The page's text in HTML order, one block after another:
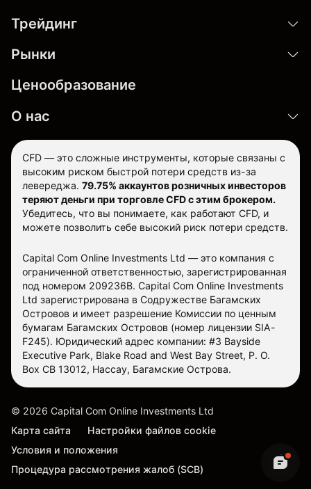
Трейдинг
Рынки
Ценообразование
О нас
CFD — это сложные инструменты, которые связаны с
высоким риском быстрой потери средств из-за
левереджа. 79.75% аккаунтов розничных инвесторов
теряют деньги при торговле CFD с этим брокером.
Убедитесь, что вы понимаете, как работают CFD, и
можете позволить себе высокий риск потери средств.
Capital Com Online Investments Ltd — это компания с
ограниченной ответственностью, зарегистрированная
под номером 209236B. Capital Com Online Investments
Ltd зарегистрирована в Содружестве Багамских
Островов и имеет разрешение Комиссии по ценным
бумагам Багамских Островов (номер лицензии SIA-
F245). Юридический адрес компании: #3 Bayside
Executive Park, Blake Road and West Bay Street, P. O.
Box CB 13012, Нассау, Багамские Острова.
© 2026 Capital Com Online Investments Ltd
Карта сайта
Настройки файлов cookie
Условия и положения
Процедура рассмотрения жалоб (SCB)